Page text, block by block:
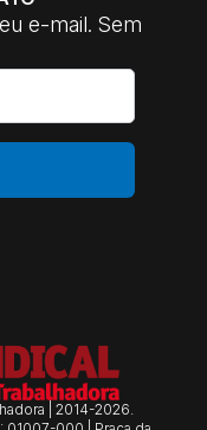
e-mail. Sem
| 2014-2026.